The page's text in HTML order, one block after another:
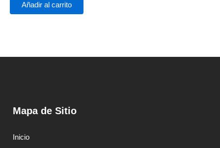
Añadir al carrito
Mapa de Sitio
Inicio